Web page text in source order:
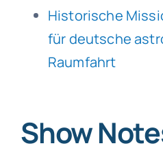
Historische
für deutsche
Raumfahrt
Show